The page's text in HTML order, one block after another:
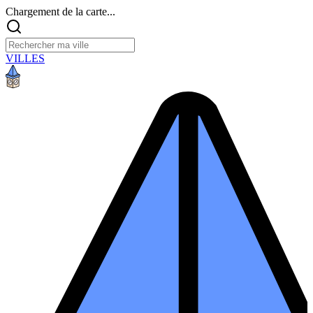
Chargement de la carte...
VILLES